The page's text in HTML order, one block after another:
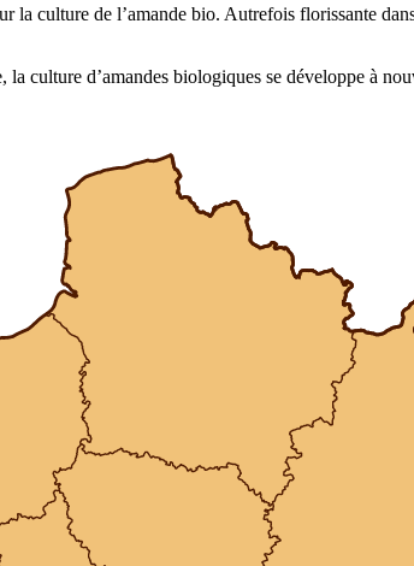
la culture de l’amande bio. Autrefois florissante
culture d’amandes biologiques se développe à